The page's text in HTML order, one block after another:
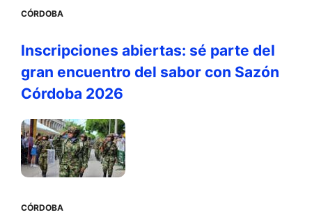
CÓRDOBA
Inscripciones abiertas: sé parte del
gran encuentro del sabor con Sazón
Córdoba 2026
CÓRDOBA